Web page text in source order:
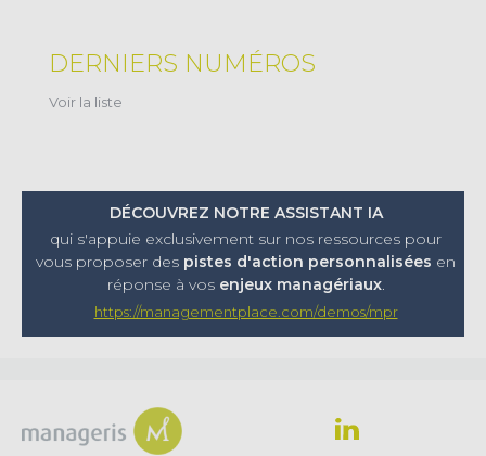
DERNIERS NUMÉROS
Voir la liste
DÉCOUVREZ NOTRE ASSISTANT IA
qui s'appuie exclusivement sur nos ressources pour
vous proposer des pistes d'action personnalisées en
réponse à vos enjeux managériaux.
https://managementplace.com/demos/mpr